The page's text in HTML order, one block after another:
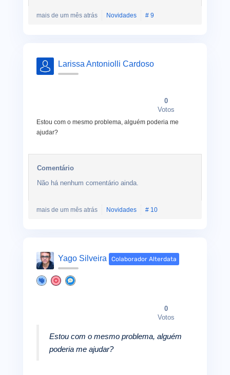
mais de um mês atrás Novidades # 9
Larissa Antoniolli Cardoso
0
Votos
Estou com o mesmo problema, alguém poderia me
ajudar?
Comentário
Não há nenhum comentário ainda.
mais de um mês atrás Novidades # 10
Yago Silveira Colaborador Alterdata
0
Votos
Estou com o mesmo problema, alguém
poderia me ajudar?